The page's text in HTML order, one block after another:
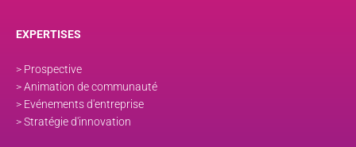
EXPERTISES
> Prospective
> Animation de communauté
> Evénements d'entreprise
> Stratégie d'innovation